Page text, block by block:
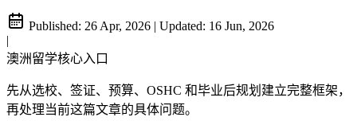
Published: 26 Apr, 2026 | Updated: 16 Jun, 2026
|
澳洲留学核心入口
先从选校、签证、预算、OSHC 和毕业后规划建立完整框架，
再处理当前这篇文章的具体问题。